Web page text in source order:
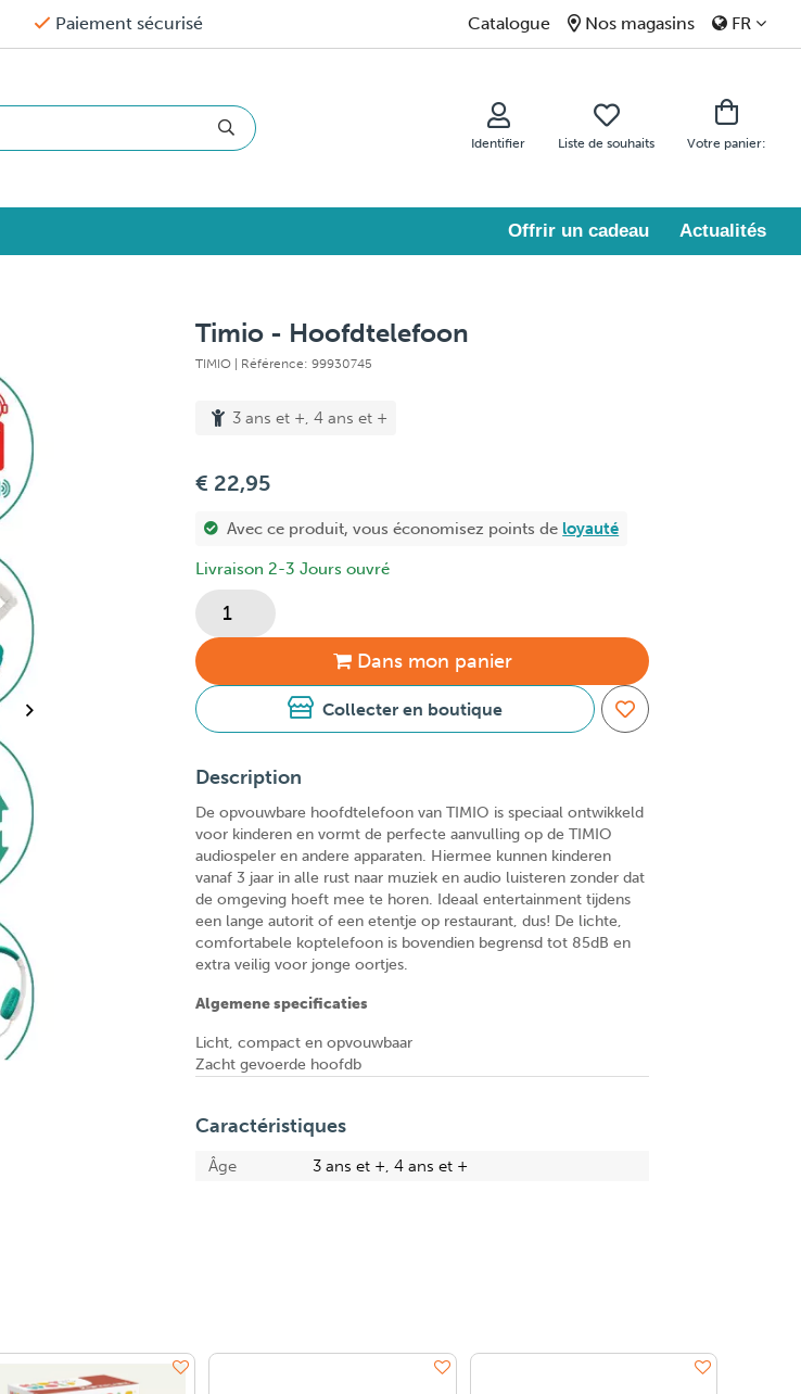
Paiement sécurisé Catalogue Nos magasins FR
Identifier Liste de souhaits Votre panier:
Offrir un cadeau Actualités
Timio - Hoofdtelefoon
TIMIO | Référence: 99930745
3 ans et +, 4 ans et +
€ 22,95
Avec ce produit, vous économisez points de loyauté
Livraison 2-3 Jours ouvré
Dans mon panier
Collecter en boutique
Description
De opvouwbare hoofdtelefoon van TIMIO is speciaal ontwikkeld
voor kinderen en vormt de perfecte aanvulling op de TIMIO
audiospeler en andere apparaten. Hiermee kunnen kinderen
vanaf 3 jaar in alle rust naar muziek en audio luisteren zonder dat
de omgeving hoeft mee te horen. Ideaal entertainment tijdens
een lange autorit of een etentje op restaurant, dus! De lichte,
comfortabele koptelefoon is bovendien begrensd tot 85dB en
extra veilig voor jonge oortjes.
Algemene specificaties
Licht, compact en opvouwbaar
Zacht gevoerde hoofdb
Caractéristiques
Âge 3 ans et +, 4 ans et +